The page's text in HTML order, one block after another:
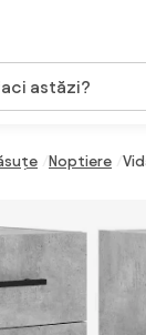
Noptiere